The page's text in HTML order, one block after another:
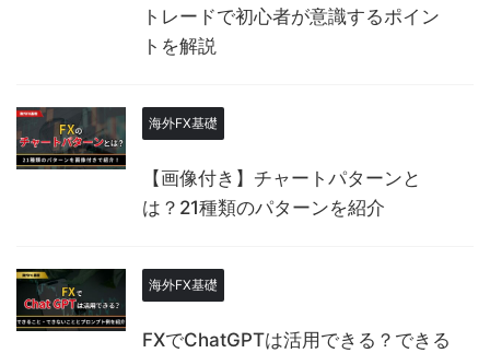
トレードで初心者が意識するポイン
トを解説
海外FX基礎
【画像付き】チャートパターンと
は？21種類のパターンを紹介
海外FX基礎
FXでChatGPTは活用できる？できる